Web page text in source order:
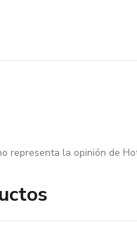
representa la opinión de